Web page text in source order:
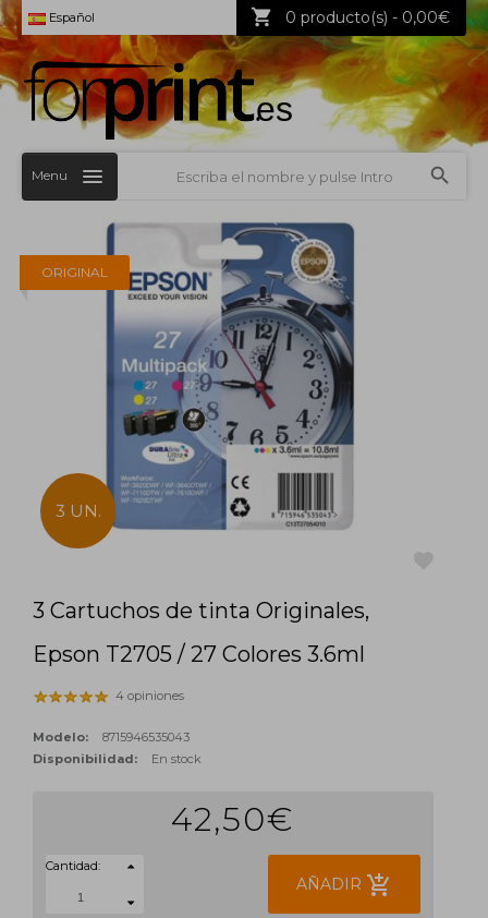
Español 0 producto(s) - 0,00€
Menu
ORIGINAL
3 UN.
3 Cartuchos de tinta Originales,
Epson T2705 / 27 Colores 3.6ml
4 opiniones
Modelo:
8715946535043
Disponibilidad:
En stock
42,50€
Cantidad:
AÑADIR add_shopping_cart